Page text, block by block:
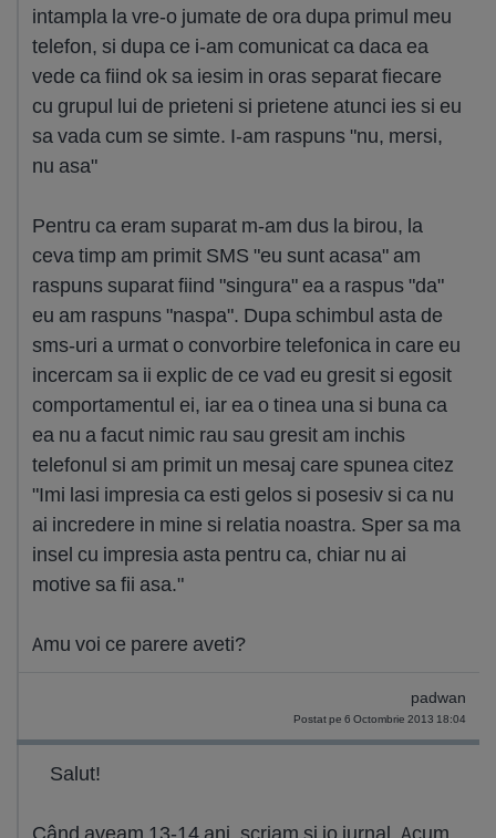
intampla la vre-o jumate de ora dupa primul meu
telefon, si dupa ce i-am comunicat ca daca ea
vede ca fiind ok sa iesim in oras separat fiecare
cu grupul lui de prieteni si prietene atunci ies si eu
sa vada cum se simte. I-am raspuns "nu, mersi,
nu asa"
Pentru ca eram suparat m-am dus la birou, la
ceva timp am primit SMS "eu sunt acasa" am
raspuns suparat fiind "singura" ea a raspus "da"
eu am raspuns "naspa". Dupa schimbul asta de
sms-uri a urmat o convorbire telefonica in care eu
incercam sa ii explic de ce vad eu gresit si egosit
comportamentul ei, iar ea o tinea una si buna ca
ea nu a facut nimic rau sau gresit am inchis
telefonul si am primit un mesaj care spunea citez
"Imi lasi impresia ca esti gelos si posesiv si ca nu
ai incredere in mine si relatia noastra. Sper sa ma
insel cu impresia asta pentru ca, chiar nu ai
motive sa fii asa."
Amu voi ce parere aveti?
padwan
Postat pe 6 Octombrie 2013 18:04
Salut!